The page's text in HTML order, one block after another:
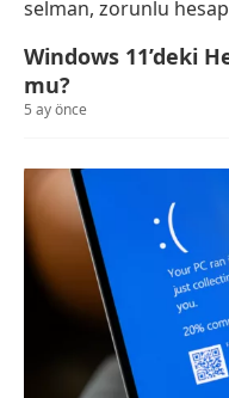
Windows 11’deki
mu?
5 ay önce